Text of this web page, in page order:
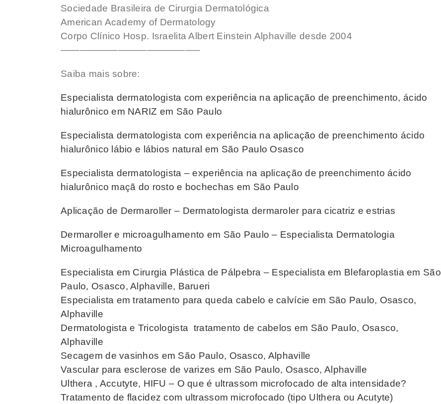
Sociedade Brasileira de Cirurgia Dermatológica
American Academy of Dermatology
Corpo Clínico Hosp. Israelita Albert Einstein Alphaville desde 2004
——————————————–
Saiba mais sobre:
Especialista dermatologista com experiência na aplicação de preenchimento, ácido
hialurônico em NARIZ em São Paulo
Especialista dermatologista com experiência na aplicação de preenchimento ácido
hialurônico lábio e lábios natural em São Paulo Osasco
Especialista dermatologista – experiência na aplicação de preenchimento ácido
hialurônico maçã do rosto e bochechas em São Paulo
Aplicação de Dermaroller – Dermatologista dermaroler para cicatriz e estrias
Dermaroller e microagulhamento em São Paulo – Especialista Dermatologia
Microagulhamento
Especialista em Cirurgia Plástica de Pálpebra – Especialista em Blefaroplastia em São
Paulo, Osasco, Alphaville, Barueri
Especialista em tratamento para queda cabelo e calvície em São Paulo, Osasco,
Alphaville
Dermatologista e Tricologista tratamento de cabelos em São Paulo, Osasco,
Alphaville
Secagem de vasinhos em São Paulo, Osasco, Alphaville
Vascular para esclerose de varizes em São Paulo, Osasco, Alphaville
Ulthera , Accutyte, HIFU – O que é ultrassom microfocado de alta intensidade?
Tratamento de flacidez com ultrassom microfocado (tipo Ulthera ou Acutyte)